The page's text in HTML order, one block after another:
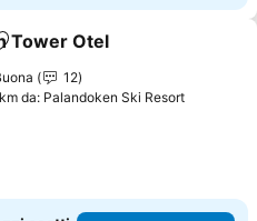
ai preferiti
Tower Otel
12
da: Palandoken Ski Resort